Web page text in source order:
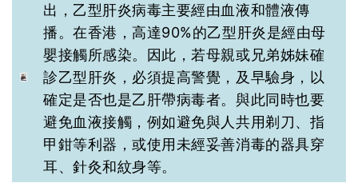
出，乙型肝炎病毒主要經由血液和體液傳
播。在香港，高達90%的乙型肝炎是經由母
嬰接觸所感染。因此，若母親或兄弟姊妹確
診乙型肝炎，必須提高警覺，及早驗身，以
確定是否也是乙肝帶病毒者。與此同時也要
避免血液接觸，例如避免與人共用剃刀、指
甲鉗等利器，或使用未經妥善消毒的器具穿
耳、針灸和紋身等。